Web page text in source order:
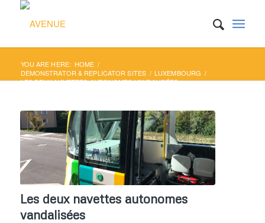
YOU ARE HERE: HOME /
DEMONSTRATOR & REPLICATOR SITES / LUXEMBOURG /
LES DEUX NAVETTES AUTONOMES VANDALISÉES
Les deux navettes autonomes
vandalisées